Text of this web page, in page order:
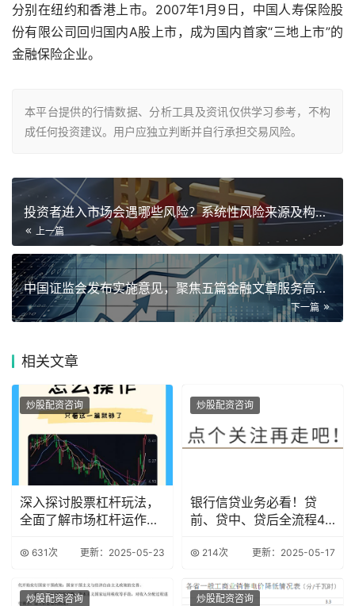
分别在纽约和香港上市。2007年1月9日，中国人寿保险股
份有限公司回归国内A股上市，成为国内首家“三地上市”的
金融保险企业。
本平台提供的行情数据、分析工具及资讯仅供学习参考，不构
成任何投资建议。用户应独立判断并自行承担交易风险。
投资者进入市场会遇哪些风险？系统性风险来源及构成解析
上一篇
中国证监会发布实施意见，聚焦五篇金融文章服务高质量发展
下一篇
相关文章
炒股配资咨询
深入探讨股票杠杆玩法，
全面了解市场杠杆运作机
631次 更新：2025-05-23
炒股配资咨询
银行信贷业务必看！贷
前、贷中、贷后全流程47
214次 更新：2025-05-17
炒股配资咨询 炒股配资咨询